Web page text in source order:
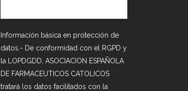
Información básica en protección de
datos.- De conformidad con el RGPD y
la LOPDGDD, ASOCIACION ESPAÑOLA
DE FARMACEUTICOS CATOLICOS
tratará los datos facilitados con la